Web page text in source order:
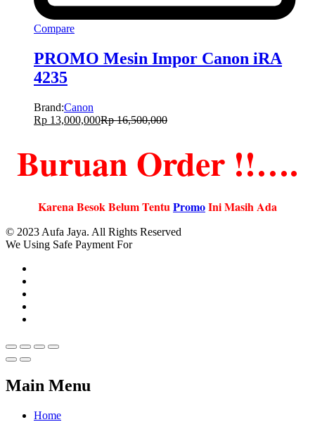
Compare
PROMO Mesin Impor Canon iRA
4235
Brand:Canon
Rp 13,000,000Rp16,500,000
Buruan Order !!….
Karena Besok Belum TentuPromoIni Masih Ada
© 2023 Aufa Jaya. All Rights Reserved
We Using Safe Payment For
Main Menu
Home